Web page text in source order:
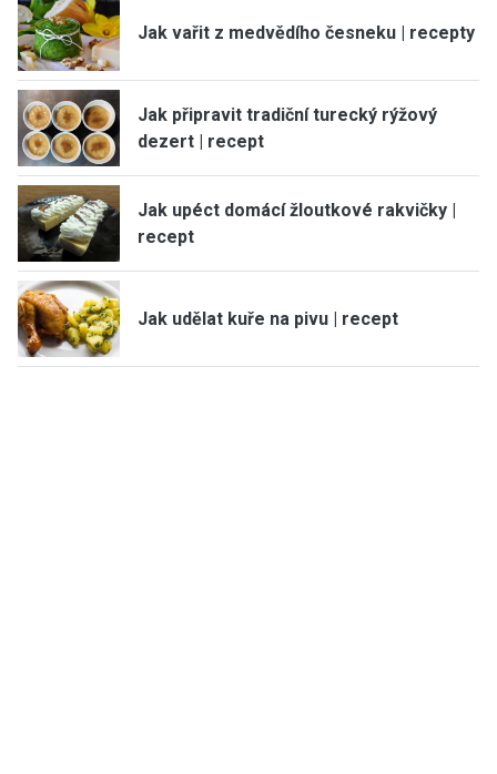
Jak vařit z medvědího česneku | recepty
Jak připravit tradiční turecký rýžový
dezert | recept
Jak upéct domácí žloutkové rakvičky |
recept
Jak udělat kuře na pivu | recept